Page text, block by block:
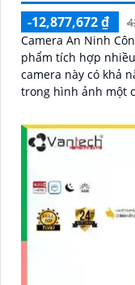
-12,877,672 ₫
Camera An Ninh
phẩm tích hợp nhiều chức
camera này có khả
trong hình ảnh một